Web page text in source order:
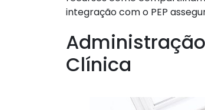
integração com o PEP
Clínica